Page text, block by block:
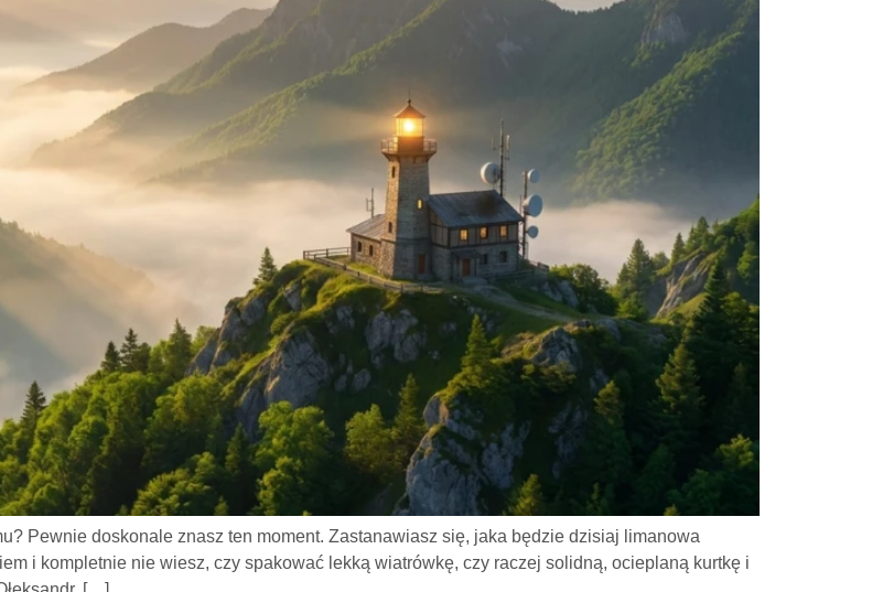
Pewnie doskonale znasz ten moment. Zastanawiasz się, jaka będzie dzisiaj limanowa
i kompletnie nie wiesz, czy spakować lekką wiatrówkę, czy raczej solidną, ocieplaną kurtkę i